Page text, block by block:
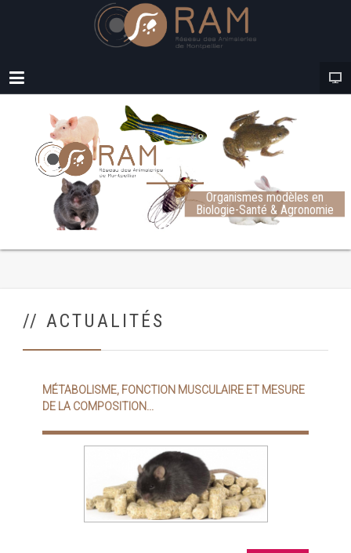
Organismes modèles en
Biologie-Santé & Agronomie
// ACTUALITÉS
MÉTABOLISME, FONCTION MUSCULAIRE ET MESURE
DE LA COMPOSITION...